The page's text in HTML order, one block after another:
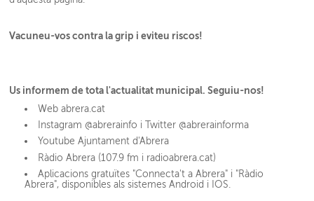
Vacuneu-vos contra la grip i eviteu riscos!
Us informem de tota l'actualitat municipal. Seguiu-nos!
Web abrera.cat
Instagram @abrerainfo i Twitter @abrerainforma
Youtube Ajuntament d'Abrera
Ràdio Abrera (107.9 fm i radioabrera.cat)
Aplicacions gratuïtes "Connecta't a Abrera" i "Ràdio
Abrera", disponibles als sistemes Android i IOS.